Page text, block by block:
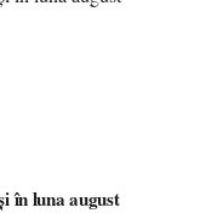
în luna august